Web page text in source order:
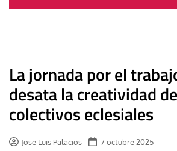
La jornada por el
desata la creatividad
colectivos eclesiales
Jose Luis Palacios
7 octubre 2025